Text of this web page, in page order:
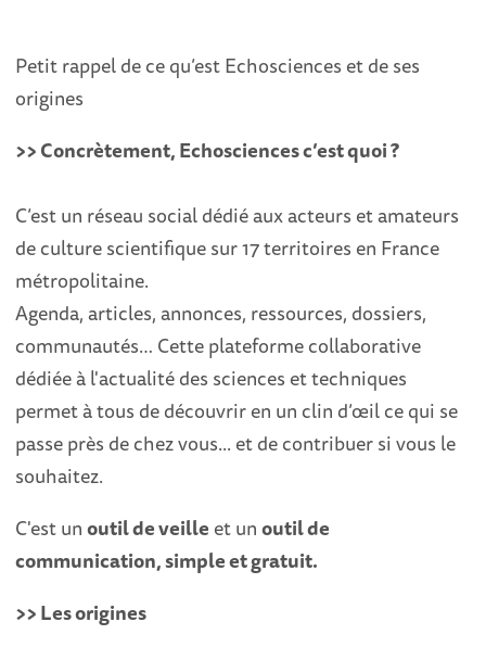
Petit rappel de ce qu’est Echosciences et de ses
origines
>> Concrètement, Echosciences c’est quoi ?
C’est un réseau social dédié aux acteurs et amateurs
de culture scientifique sur 17 territoires en France
métropolitaine.
Agenda, articles, annonces, ressources, dossiers,
communautés… Cette plateforme collaborative
dédiée à l'actualité des sciences et techniques
permet à tous de découvrir en un clin d’œil ce qui se
passe près de chez vous... et de contribuer si vous le
souhaitez.
C'est unoutil de veille et unoutil de
communication, simple et gratuit.
>> Les origines